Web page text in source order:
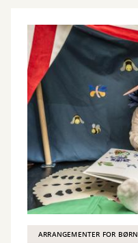
ARRANGEMENTER FOR BØRN